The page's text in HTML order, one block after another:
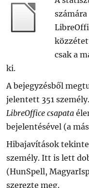
csak a
ki.
A bejegyzésből
jelentett 351
LibreOffice csapata
bejelentésével (a
Hibajavítások
személy. Itt is lett
(HunSpell,
szerezte meg.